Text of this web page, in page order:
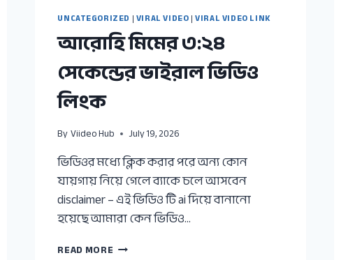
UNCATEGORIZED |VIRAL VIDEO|VIRAL VIDEO LINK
আরোহি মিমের ৩:২৪
সেকেন্ডের ভাইরাল ভিডিও
লিংক
ByViideo Hub July 19, 2026
ভিডিওর মধ্যে ক্লিক করার পরে অন্য কোন
যায়গায় নিয়ে গেলে ব্যাকে চলে আসবেন
disclaimer – এই ভিডিও টি ai দিয়ে বানানো
হয়েছে আমারা কেন ভিডিও…
READ MORE আরোহি